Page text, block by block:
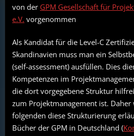
von der GPM Gesellschaft für
e.V. vorgenommen
Als Kandidat für die Level-C
Skandinavien muss man ein
(self-assessment) ausfüllen. Dies
Kompetenzen im
die dort vorgegebene Struktur
zum Projektmanagement ist. Daher
folgenden diese Strukturierung
Bücher der GPM in Deutschland (